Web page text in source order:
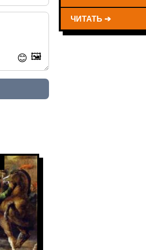
😊 🖼️
ЧИТАТЬ ➔